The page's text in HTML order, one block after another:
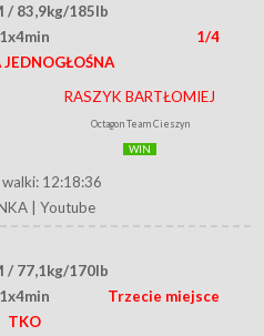
/ 83,9kg/185lb
1x4min
1/4
JEDNOGŁOŚNA
RASZYK BARTŁOMIEJ
Octagon Team Cieszyn
WIN
walki: 12:18:36
Youtube
/ 77,1kg/170lb
1x4min
Trzecie miejsce
TKO